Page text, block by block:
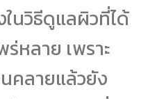
นวิธีดูแลผิวที่ได้
หลาย เพราะ
คลายแล้วยัง